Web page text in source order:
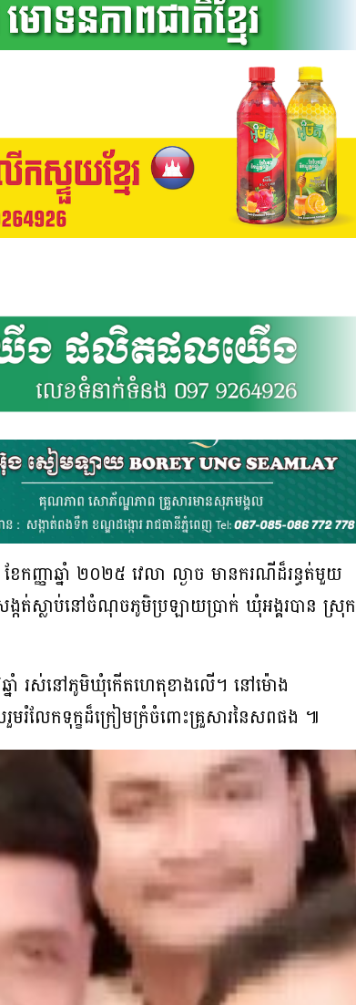
ញ្ញាឆ្នាំ ២០២៥ វេលា ល្ងាច មានករណីដ៏រន្ធត់មួយ
ង្កត់ស្លាប់នៅចំណុចភូមិប្រឡាយប្រាក់ ឃុំអង្គរបាន ស្រុក
នាំ រស់នៅភូមិឃុំកើតហេតុខាងលើ។ នៅម៉ោង
លែកទុក្ខដ៏ក្រៀមក្រំចំពោះគ្រួសារនៃសពផង ៕